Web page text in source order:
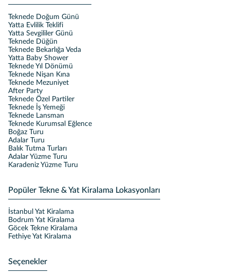
Teknede Doğum Günü
Yatta Evlilik Teklifi
Yatta Sevgililer Günü
Teknede Düğün
Teknede Bekarlığa Veda
Yatta Baby Shower
Teknede Yıl Dönümü
Teknede Nişan Kına
Teknede Mezuniyet
After Party
Teknede Özel Partiler
Teknede İş Yemeği
Teknede Lansman
Teknede Kurumsal Eğlence
Boğaz Turu
Adalar Turu
Balık Tutma Turları
Adalar Yüzme Turu
Karadeniz Yüzme Turu
Popüler Tekne & Yat Kiralama Lokasyonları
İstanbul Yat Kiralama
Bodrum Yat Kiralama
Göcek Tekne Kiralama
Fethiye Yat Kiralama
Seçenekler